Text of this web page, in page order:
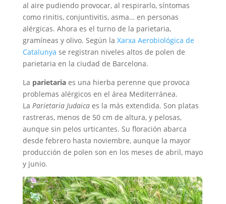
al aire pudiendo provocar, al respirarlo, síntomas
como rinitis, conjuntivitis, asma… en personas
alérgicas. Ahora es el turno de la parietaria,
gramíneas y olivo. Según la Xarxa Aerobiológica de
Catalunya se registran niveles altos de polen de
parietaria en la ciudad de Barcelona.
La parietariaes una hierba perenne que provoca
problemas alérgicos en el área Mediterránea.
La Parietaria Judaicaes la más extendida. Son platas
rastreras, menos de 50 cm de altura, y pelosas,
aunque sin pelos urticantes. Su floración abarca
desde febrero hasta noviembre, aunque la mayor
producción de polen son en los meses de abril, mayo
y junio.